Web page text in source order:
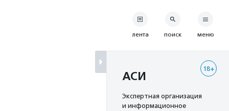
лента поиск меню
18+
АСИ
Экспертная организация
и информационное